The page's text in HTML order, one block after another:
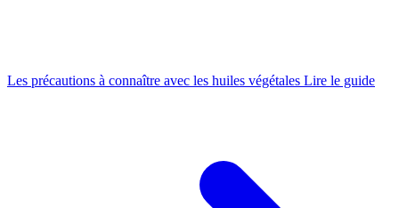
Les précautions à connaître avec les huiles végétales Lire le guide